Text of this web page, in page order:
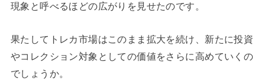
現象と呼べるほどの広がりを見せたのです。
果たしてトレカ市場はこのまま拡大を続け、新たに投資
やコレクション対象としての価値をさらに高めていくの
でしょうか。